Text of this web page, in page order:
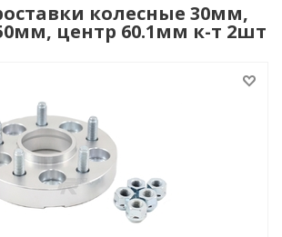
колесные 30мм,
центр 60.1мм к-т 2шт